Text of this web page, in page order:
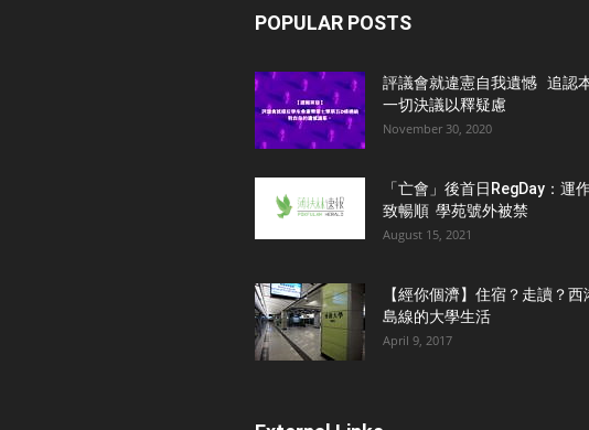
POPULAR POSTS
評議會就違憲自我遺憾 追認
一切決議以釋疑慮
November 30, 2020
「亡會」後首日RegDay：運
致暢順 學苑號外被禁
August 15, 2021
【經你個濟】住宿？走讀？西
島線的大學生活
April 9, 2017